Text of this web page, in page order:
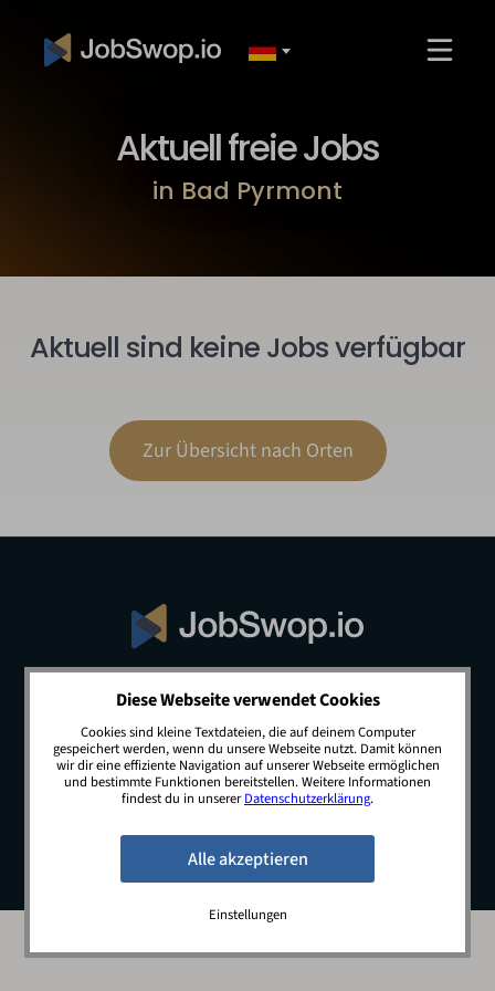
Aktuell freie Jobs
in Bad Pyrmont
Aktuell sind keine Jobs verfügbar
Zur Übersicht nach Orten
© 2026 JobSwop.io · All rights reserved.
Blog Jobs Newsletter
Kontakt
Preise
Impressum Datenschutz
Diese Webseite verwendet Cookies
Cookies sind kleine Textdateien, die auf deinem Computer
gespeichert werden, wenn du unsere Webseite nutzt. Damit können
wir dir eine effiziente Navigation auf unserer Webseite ermöglichen
und bestimmte Funktionen bereitstellen. Weitere Informationen
findest du in unsererDatenschutzerklärung.
Einstellungen